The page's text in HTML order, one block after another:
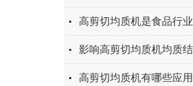
高剪切均质机有哪些应用